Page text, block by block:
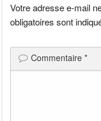
Votre adresse e-mail
obligatoires sont
Commentaire*